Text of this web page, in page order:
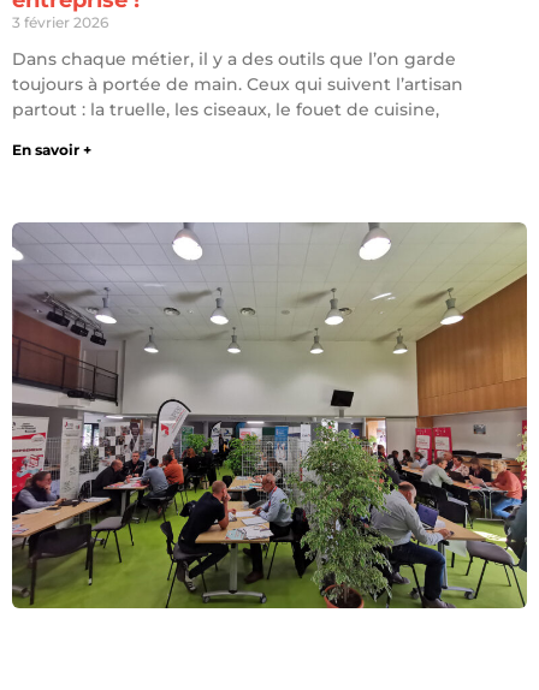
3 février 2026
Dans chaque métier, il y a des outils que l’on garde
toujours à portée de main. Ceux qui suivent l’artisan
partout : la truelle, les ciseaux, le fouet de cuisine,
En savoir +